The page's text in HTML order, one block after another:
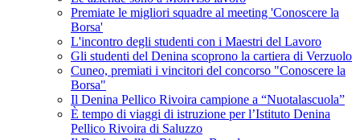
Premiate le migliori squadre al meeting 'Conoscere la
Borsa'
L'incontro degli studenti con i Maestri del Lavoro
Gli studenti del Denina scoprono la cartiera di Verzuolo
Cuneo, premiati i vincitori del concorso "Conoscere la
Borsa"
Il Denina Pellico Rivoira campione a “Nuotalascuola”
È tempo di viaggi di istruzione per l’Istituto Denina
Pellico Rivoira di Saluzzo